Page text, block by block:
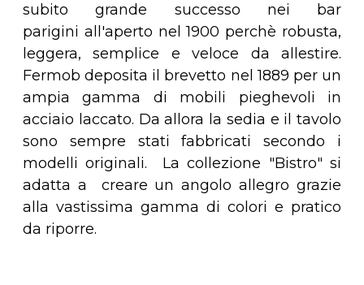
subito grande successo nei bar
parigini all'aperto nel 1900 perchè robusta,
leggera, semplice e veloce da allestire.
Fermob deposita il brevetto nel 1889 per un
ampia gamma di mobili pieghevoli in
acciaio laccato. Da allora la sedia e il tavolo
sono sempre stati fabbricati secondo i
modelli originali. La collezione "Bistro" si
adatta a creare un angolo allegro grazie
alla vastissima gamma di colori e pratico
da riporre.